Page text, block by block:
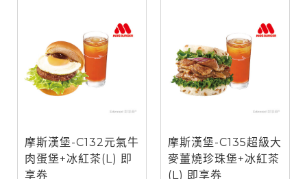
摩斯漢堡-C132元氣牛
肉蛋堡+冰紅茶(L) 即
享券
摩斯漢堡-C135超級大
麥薑燒珍珠堡+冰紅茶
(L) 即享券